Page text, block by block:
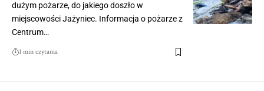
dużym pożarze, do jakiego doszło w
miejscowości Jażyniec. Informacja o pożarze z
Centrum…
1 min czytania